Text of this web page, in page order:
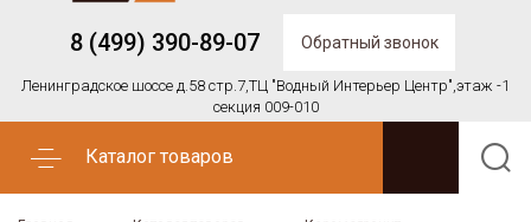
8 (499) 390-89-07 Обратный звонок
Ленинградское шоссе д.58 стр.7,ТЦ "Водный Интерьер Центр",этаж -1
секция 009-010
Каталог товаров